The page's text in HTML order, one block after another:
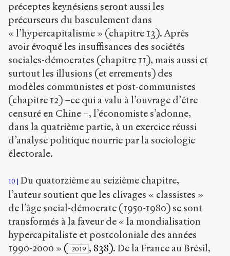
préceptes keynésiens seront aussi les
précurseurs du basculement dans
« l’hypercapitalisme » (chapitre 13). Après
avoir évoqué les insuffisances des sociétés
sociales-démocrates (chapitre 11), mais aussi et
surtout les illusions (et errements) des
modèles communistes et post-communistes
(chapitre 12) –ce qui a valu à l’ouvrage d’être
censuré en Chine –, l’économiste s’adonne,
dans la quatrième partie, à un exercice réussi
d’analyse politique nourrie par la sociologie
électorale.
10
Du quatorzième au seizième chapitre,
l’auteur soutient que les clivages « classistes »
de l’âge social-démocrate (1950-1980) se sont
transformés à la faveur de « la mondialisation
hypercapitaliste et postcoloniale des années
1990-2000 » ( 2019 , 838). De la France au Brésil,